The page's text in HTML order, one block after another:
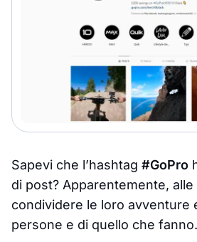
Sapevi che l’hashtag #GoPro
di post? Apparentemente,
condividere le loro avventure
persone e di quello che fanno.